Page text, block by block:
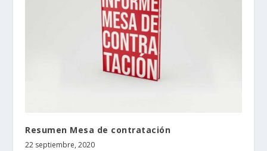
Resumen Mesa de contratación
22 septiembre, 2020